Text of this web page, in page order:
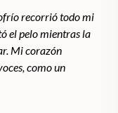
recorrió todo mi
el pelo mientras la
Mi corazón
como un